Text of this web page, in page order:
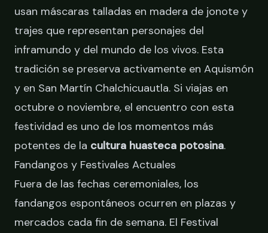
usan máscaras talladas en madera de jonote y
trajes que representan personajes del
inframundo y del mundo de los vivos. Esta
tradición se preserva activamente en Aquismón
y en San Martín Chalchicuautla. Si viajas en
octubre o noviembre, el encuentro con esta
festividad es uno de los momentos más
potentes de la cultura huasteca potosina.
Fandangos y Festivales Actuales
Fuera de las fechas ceremoniales, los
fandangos espontáneos ocurren en plazas y
mercados cada fin de semana. El Festival